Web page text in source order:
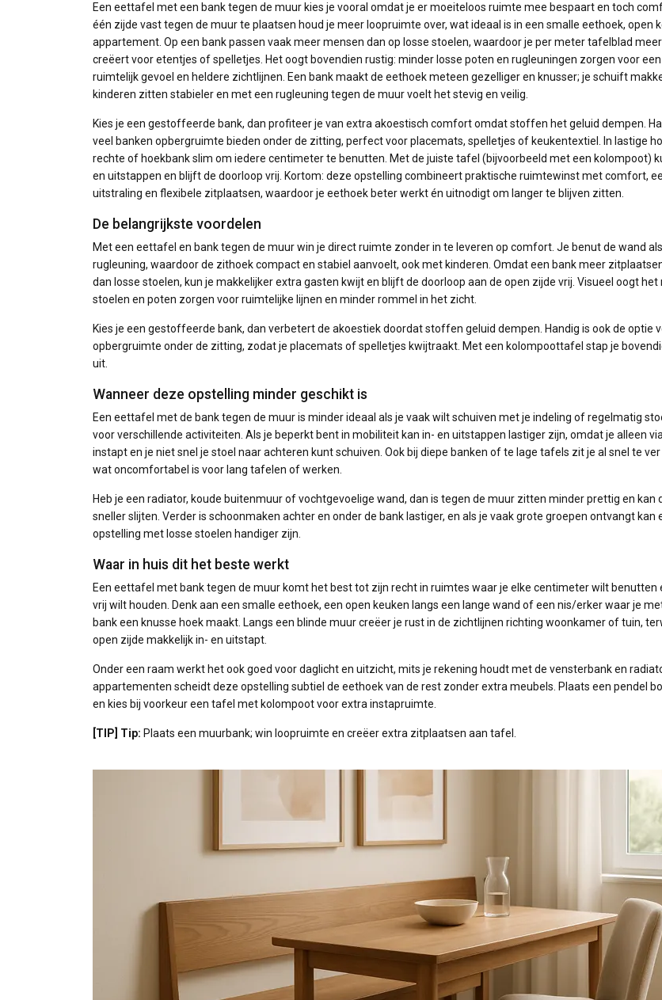
Een eettafel met een bank tegen de muur kies je vooral omdat je er moeiteloos ruimte mee bespaart en toch
één zijde vast tegen de muur te plaatsen houd je meer loopruimte over, wat ideaal is in een smalle eethoek, open
appartement. Op een bank passen vaak meer mensen dan op losse stoelen, waardoor je per meter tafelblad
creëert voor etentjes of spelletjes. Het oogt bovendien rustig: minder losse poten en rugleuningen zorgen voor
ruimtelijk gevoel en heldere zichtlijnen. Een bank maakt de eethoek meteen gezelliger en knusser; je schuift
kinderen zitten stabieler en met een rugleuning tegen de muur voelt het stevig en veilig.
Kies je een gestoffeerde bank, dan profiteer je van extra akoestisch comfort omdat stoffen het geluid dempen.
veel banken opbergruimte bieden onder de zitting, perfect voor placemats, spelletjes of keukentextiel. In lastige
rechte of hoekbank slim om iedere centimeter te benutten. Met de juiste tafel (bijvoorbeeld met een kolompoot)
en uitstappen en blijft de doorloop vrij. Kortom: deze opstelling combineert praktische ruimtewinst met comfort,
uitstraling en flexibele zitplaatsen, waardoor je eethoek beter werkt én uitnodigt om langer te blijven zitten.
De belangrijkste voordelen
Met een eettafel en bank tegen de muur win je direct ruimte zonder in te leveren op comfort. Je benut de wand
rugleuning, waardoor de zithoek compact en stabiel aanvoelt, ook met kinderen. Omdat een bank meer
dan losse stoelen, kun je makkelijker extra gasten kwijt en blijft de doorloop aan de open zijde vrij. Visueel oogt
stoelen en poten zorgen voor ruimtelijke lijnen en minder rommel in het zicht.
Kies je een gestoffeerde bank, dan verbetert de akoestiek doordat stoffen geluid dempen. Handig is ook de optie
opbergruimte onder de zitting, zodat je placemats of spelletjes kwijtraakt. Met een kolompoottafel stap je
uit.
Wanneer deze opstelling minder geschikt is
Een eettafel met de bank tegen de muur is minder ideaal als je vaak wilt schuiven met je indeling of regelmatig
voor verschillende activiteiten. Als je beperkt bent in mobiliteit kan in- en uitstappen lastiger zijn, omdat je alleen
instapt en je niet snel je stoel naar achteren kunt schuiven. Ook bij diepe banken of te lage tafels zit je al snel te
wat oncomfortabel is voor lang tafelen of werken.
Heb je een radiator, koude buitenmuur of vochtgevoelige wand, dan is tegen de muur zitten minder prettig en kan
sneller slijten. Verder is schoonmaken achter en onder de bank lastiger, en als je vaak grote groepen ontvangt kan
opstelling met losse stoelen handiger zijn.
Waar in huis dit het beste werkt
Een eettafel met bank tegen de muur komt het best tot zijn recht in ruimtes waar je elke centimeter wilt benutten
vrij wilt houden. Denk aan een smalle eethoek, een open keuken langs een lange wand of een nis/erker waar je
bank een knusse hoek maakt. Langs een blinde muur creëer je rust in de zichtlijnen richting woonkamer of tuin,
open zijde makkelijk in- en uitstapt.
Onder een raam werkt het ook goed voor daglicht en uitzicht, mits je rekening houdt met de vensterbank en
appartementen scheidt deze opstelling subtiel de eethoek van de rest zonder extra meubels. Plaats een pendel
en kies bij voorkeur een tafel met kolompoot voor extra instapruimte.
[TIP] Tip: Plaats een muurbank; win loopruimte en creëer extra zitplaatsen aan tafel.